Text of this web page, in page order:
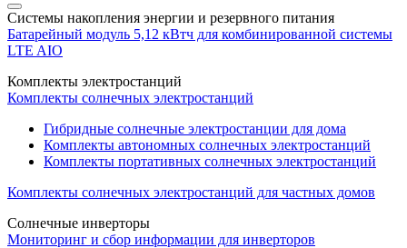
Системы накопления энергии и резервного питания
Батарейный модуль 5,12 кВтч для комбинированной системы
LTE AIO
Комплекты электростанций
Комплекты солнечных электростанций
Гибридные солнечные электростанции для дома
Комплекты автономных солнечных электростанций
Комплекты портативных солнечных электростанций
Комплекты солнечных электростанций для частных домов
Солнечные инверторы
Мониторинг и сбор информации для инверторов